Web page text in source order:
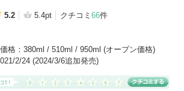
5.2 5.4pt クチコミ 66件
格： 380ml / 510ml / 950ml (オープン価格)
2/24 (2024/3/6追加発売)